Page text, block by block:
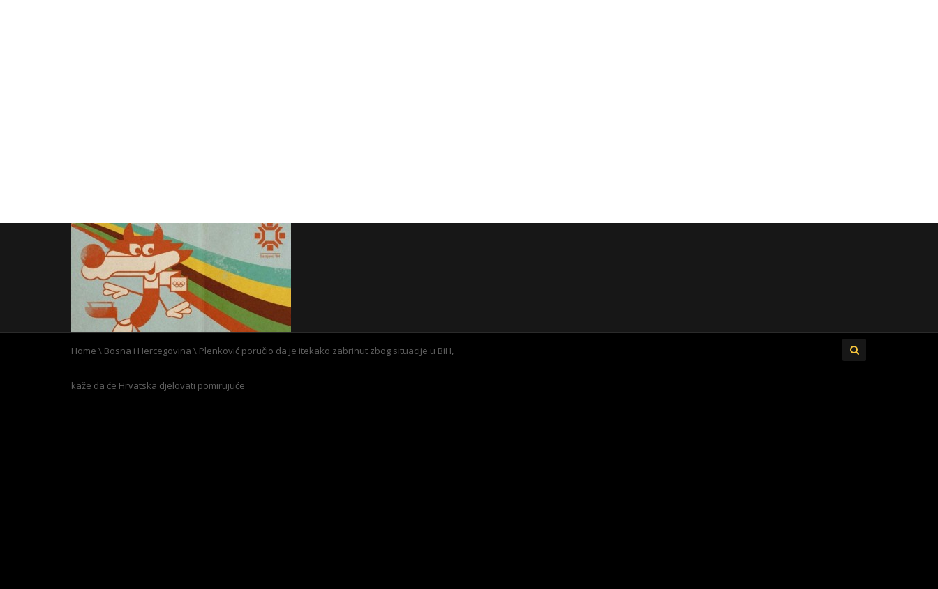
Home \ Bosna i Hercegovina \ Plenković poručio da je itekako zabrinut zbog situacije u BiH,
kaže da će Hrvatska djelovati pomirujuće